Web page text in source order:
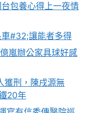
包養心得上一夜情
車#32;讓能者多得
嵐辦公家具球好感
獲刑，陳戌源無
20年